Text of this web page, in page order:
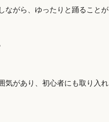
ながら、ゆったりと踊ることが
気があり、初心者にも取り入れ